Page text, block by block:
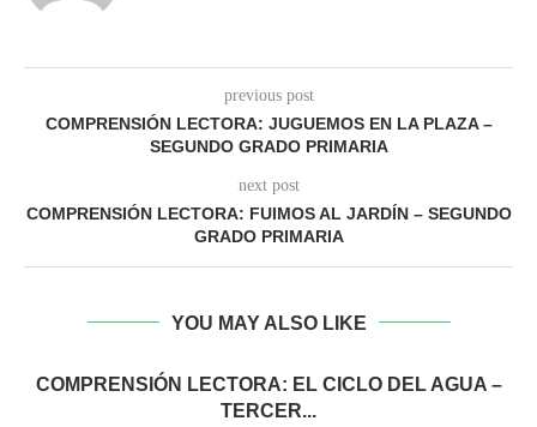
previous post
COMPRENSIÓN LECTORA: JUGUEMOS EN LA PLAZA –
SEGUNDO GRADO PRIMARIA
next post
COMPRENSIÓN LECTORA: FUIMOS AL JARDÍN – SEGUNDO
GRADO PRIMARIA
YOU MAY ALSO LIKE
COMPRENSIÓN LECTORA: EL CICLO DEL AGUA –
TERCER...